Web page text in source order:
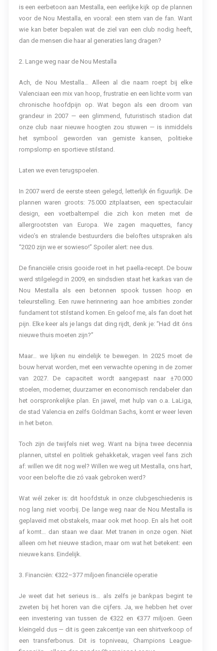
is een eerbetoon aan Mestalla, een eerlijke kijk op de plannen
voor de Nou Mestalla, en vooral: een stem van de fan. Want
wie kan beter bepalen wat de ziel van een club nodig heeft,
dan de mensen die haar al generaties lang dragen?
2. Lange weg naar de Nou Mestalla
Ach, de Nou Mestalla… Alleen al die naam roept bij elke
Valenciaan een mix van hoop, frustratie en een lichte vorm van
chronische hoofdpijn op. Wat begon als een droom van
grandeur in 2007 — een glimmend, futuristisch stadion dat
onze club naar nieuwe hoogten zou stuwen — is inmiddels
het symbool geworden van gemiste kansen, politieke
rompslomp en sportieve stilstand.
Laten we even terugspoelen.
In 2007 werd de eerste steen gelegd, letterlijk én figuurlijk. De
plannen waren groots: 75.000 zitplaatsen, een spectaculair
design, een voetbaltempel die zich kon meten met de
allergrootsten van Europa. We zagen maquettes, fancy
video’s en stralende bestuurders die beloftes uitspraken als
“2020 zijn we er sowieso!” Spoiler alert: nee dus.
De financiële crisis gooide roet in het paella-recept. De bouw
werd stilgelegd in 2009, en sindsdien staat het karkas van de
Nou Mestalla als een betonnen spook tussen hoop en
teleurstelling. Een ruwe herinnering aan hoe ambities zonder
fundament tot stilstand komen. En geloof me, als fan doet het
pijn. Elke keer als je langs dat ding rijdt, denk je: “Had dit óns
nieuwe thuis moeten zijn?”
Maar… we lijken nu eindelijk te bewegen. In 2025 moet de
bouw hervat worden, met een verwachte opening in de zomer
van 2027. De capaciteit wordt aangepast naar ±70.000
stoelen, moderner, duurzamer en economisch rendabeler dan
het oorspronkelijke plan. En jawel, met hulp van o.a. LaLiga,
de stad Valencia en zelfs Goldman Sachs, komt er weer leven
in het beton.
Toch zijn de twijfels niet weg. Want na bijna twee decennia
plannen, uitstel en politiek gehakketak, vragen veel fans zich
af: willen we dit nog wel? Willen we weg uit Mestalla, ons hart,
voor een belofte die zó vaak gebroken werd?
Wat wél zeker is: dit hoofdstuk in onze clubgeschiedenis is
nog lang niet voorbij. De lange weg naar de Nou Mestalla is
geplaveid met obstakels, maar ook met hoop. En als het ooit
af komt… dan staan we daar. Met tranen in onze ogen. Niet
alleen om het nieuwe stadion, maar om wat het betekent: een
nieuwe kans. Eindelijk.
3. Financiën: €322–377 miljoen financiële operatie
Je weet dat het serieus is… als zelfs je bankpas begint te
zweten bij het horen van die cijfers. Ja, we hebben het over
een investering van tussen de €322 en €377 miljoen. Geen
kleingeld dus — dit is geen zakcentje van een shirtverkoop of
een transferbonus. Dit is topniveau, Champions League-